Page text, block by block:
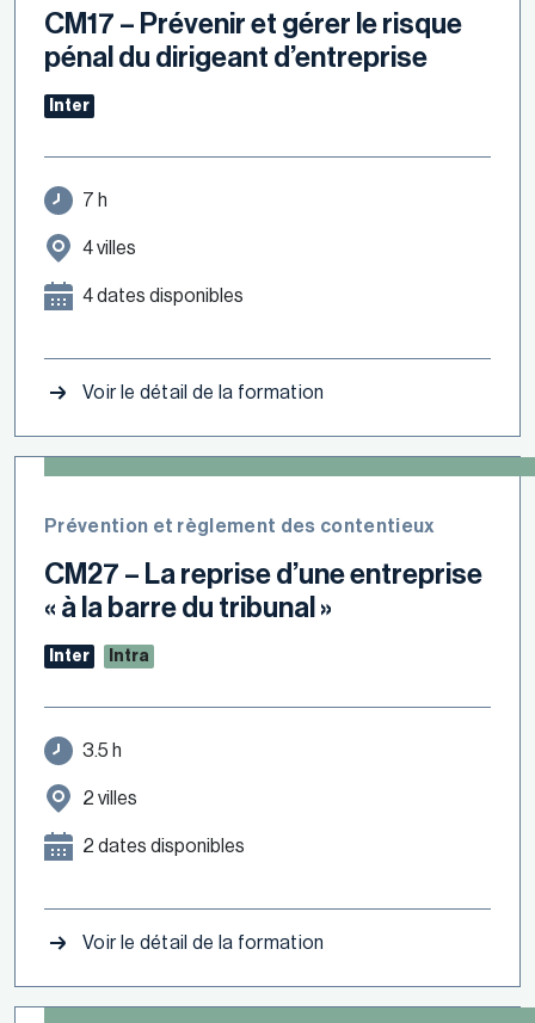
CM17 – Prévenir et gérer le risque
pénal du dirigeant d’entreprise
Inter
7 h
4 villes
4 dates disponibles
Voir le détail de la formation
Prévention et règlement des contentieux
CM27 – La reprise d’une entreprise
« à la barre du tribunal »
Inter Intra
3.5 h
2 villes
2 dates disponibles
Voir le détail de la formation